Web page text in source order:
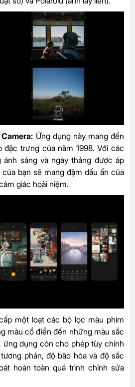
Ứng dụng này mang đến
đặc trưng của năm 1998. Với các
sáng và ngày tháng được áp
bạn sẽ mang đậm dấu ấn của
giác hoài niệm.
một loạt các bộ lọc màu phim
màu cổ điển đến những màu sắc
ứng dụng còn cho phép tùy chỉnh
phản, độ bão hòa và độ sắc
hoàn toàn quá trình chỉnh sửa